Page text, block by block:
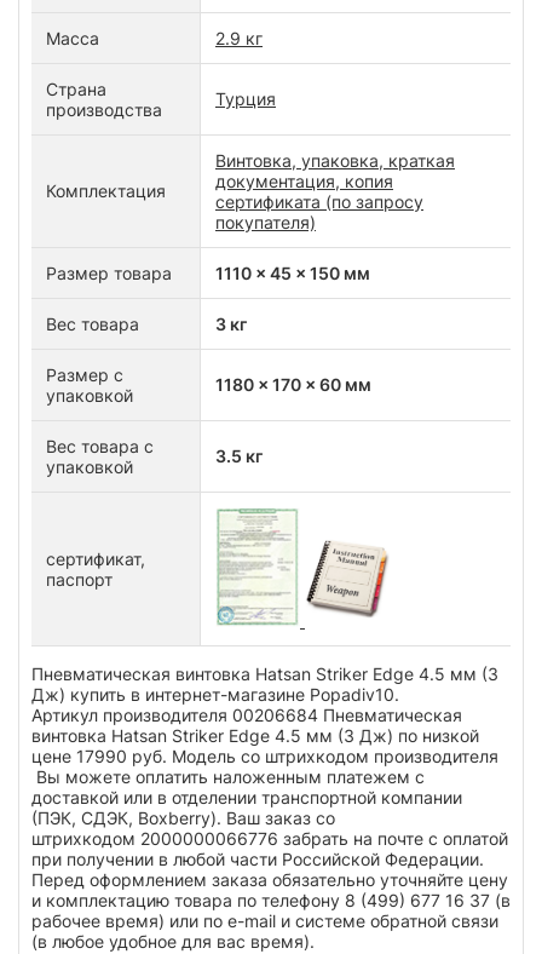
Масса 2.9 кг
Страна
производства
Турция
Комплектация
Винтовка, упаковка, краткая
документация, копия
сертификата (по запросу
покупателя)
Размер товара 1110 x 45 x 150 мм
Вес товара 3 кг
Размер с
упаковкой
1180 x 170 x 60 мм
Вес товара с
упаковкой
3.5 кг
сертификат,
паспорт
Пневматическая винтовка Hatsan Striker Edge 4.5 мм (3
Дж) купить в интернет-магазине Popadiv10.
Артикул производителя 00206684 Пневматическая
винтовка Hatsan Striker Edge 4.5 мм (3 Дж) по низкой
цене 17990 руб. Модель со штрихкодом производителя
Вы можете оплатить наложенным платежем с
доставкой или в отделении транспортной компании
(ПЭК, СДЭК, Boxberry). Ваш заказ со
штрихкодом 2000000066776 забрать на почте с оплатой
при получении в любой части Российской Федерации.
Перед оформлением заказа обязательно уточняйте цену
и комплектацию товара по телефону 8 (499) 677 16 37 (в
рабочее время) или по e-mail и системе обратной связи
(в любое удобное для вас время).